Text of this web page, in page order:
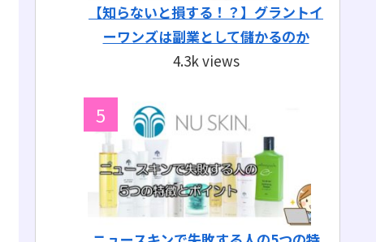
【知らないと損する！？】グラントイ
ーワンズは副業として儲かるのか
4.3k views